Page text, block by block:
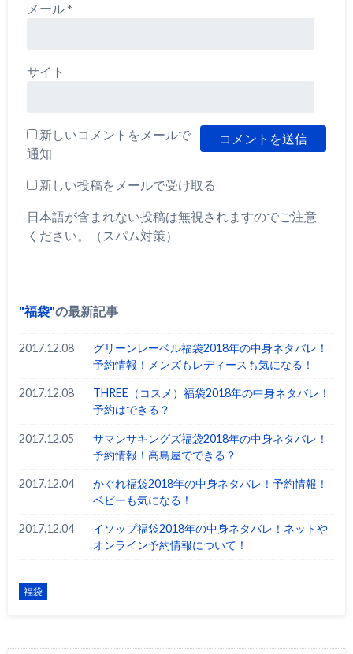
メール*
サイト
新しいコメントをメールで
通知
新しい投稿をメールで受け取る
日本語が含まれない投稿は無視されますのでご注意
ください。（スパム対策）
福袋 の最新記事
2017.12.08
グリーンレーベル福袋2018年の中身ネタバレ！
予約情報！メンズもレディースも気になる！
2017.12.08
THREE（コスメ）福袋2018年の中身ネタバレ！
予約はできる？
2017.12.05
サマンサキングズ福袋2018年の中身ネタバレ！
予約情報！高島屋でできる？
2017.12.04
かぐれ福袋2018年の中身ネタバレ！予約情報！
ベビーも気になる！
2017.12.04
イソップ福袋2018年の中身ネタバレ！ネットや
オンライン予約情報について！
福袋